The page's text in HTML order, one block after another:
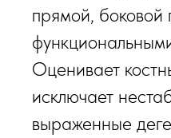
прямой, боковой
Оценивает
исключает
выраженные